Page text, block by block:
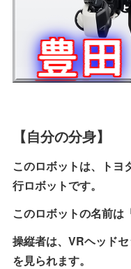
【自分の分身】
このロボットは、トヨ
行ロボットです。
このロボットの名前は
操縦者は、VRヘッド
を見られます。